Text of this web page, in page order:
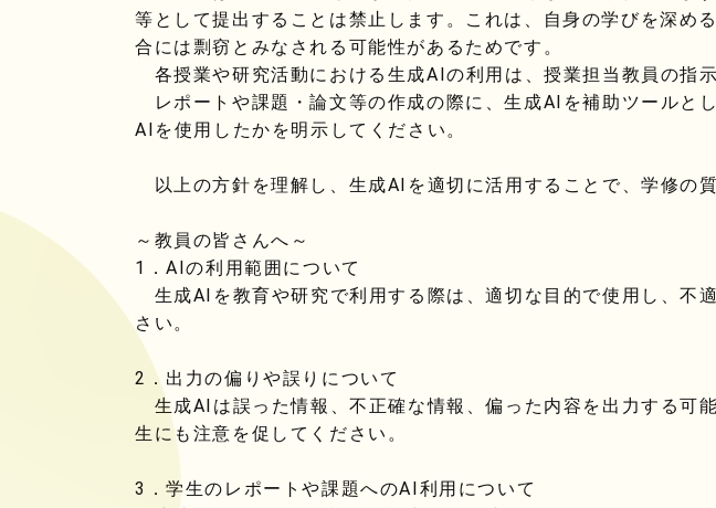
等として提出することは禁止します。これは、自身の学びを深め
合には剽窃とみなされる可能性があるためです。
各授業や研究活動における生成AIの利用は、授業担当教員の指示
レポートや課題・論文等の作成の際に、生成AIを補助ツールと
AIを使用したかを明示してください。
以上の方針を理解し、生成AIを適切に活用することで、学修の
～教員の皆さんへ～
1．AIの利用範囲について
生成AIを教育や研究で利用する際は、適切な目的で使用し、不
さい。
2．出力の偏りや誤りについて
生成AIは誤った情報、不正確な情報、偏った内容を出力する可
生にも注意を促してください。
3．学生のレポートや課題へのAI利用について